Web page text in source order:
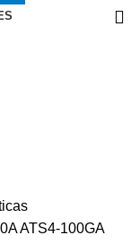
ATS4-100GA